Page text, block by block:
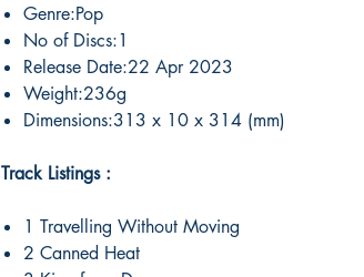
Genre:Pop
No of Discs:1
Release Date:22 Apr 2023
Weight:236g
Dimensions:313 x 10 x 314 (mm)
Track Listings :
1 Travelling Without Moving
2 Canned Heat